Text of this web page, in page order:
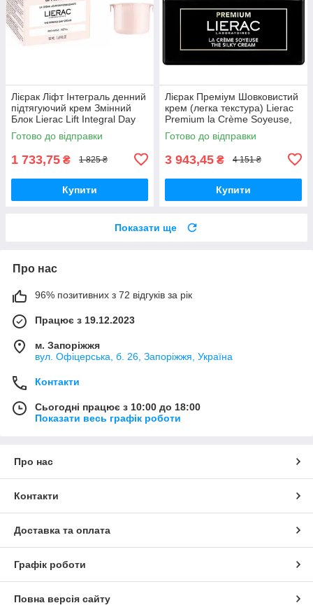
Лієрак Ліфт Інтеграль денний
підтягуючий крем Змінний
Блок Lierac Lift Integral Day
Cream Refill 50 мл
Готово до відправки
1 733,75 ₴ 1 825 ₴
Купити
Лієрак Преміум Шовковистий
крем (легка текстура) Lierac
Premium la Crème Soyeuse,
50 мл
Готово до відправки
3 943,45 ₴ 4 151 ₴
Купити
Показати ще
Про нас
96% позитивних з 72 відгуків за рік
Працює з 19.12.2023
м. Запоріжжя
вул. Офіцерська, б. 26, Запоріжжя, Україна
Контакти
Сьогодні працює з 10:00 до 18:00
Показати весь графік роботи
Про нас
Контакти
Доставка та оплата
Графік роботи
Повна версія сайту